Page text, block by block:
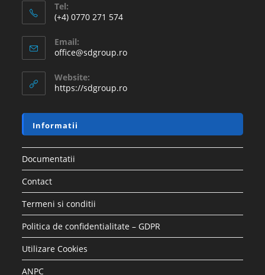
Tel:
(+4) 0770 271 574
Email:
office@sdgroup.ro
Website:
https://sdgroup.ro
Informatii
Documentatii
Contact
Termeni si conditii
Politica de confidentialitate – GDPR
Utilizare Cookies
ANPC